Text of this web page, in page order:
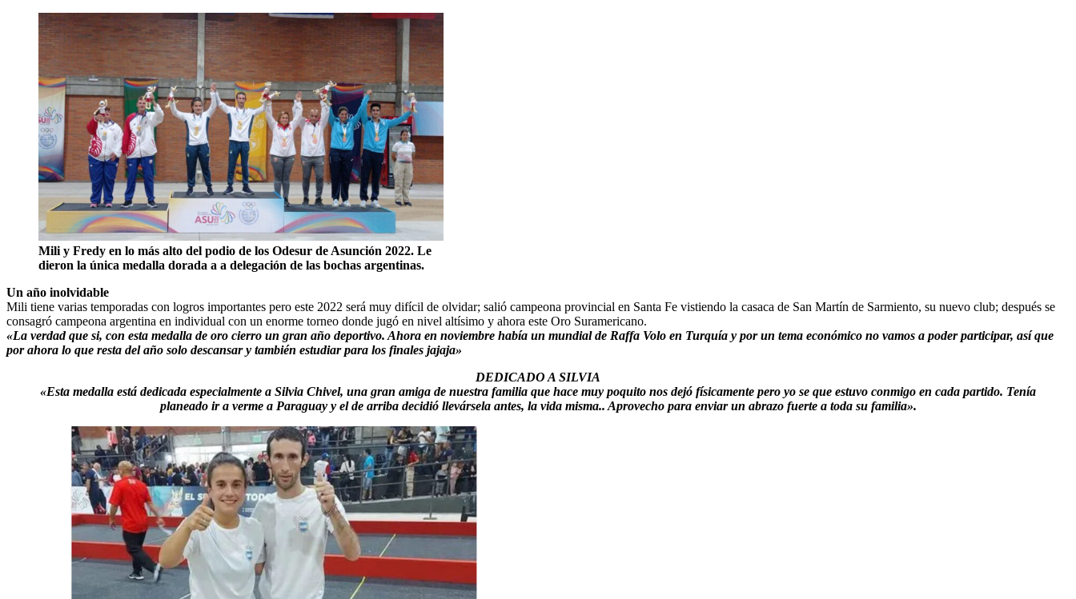
Mili y Fredy en lo más alto del podio de los Odesur de Asunción 2022. Le
dieron la única medalla dorada a a delegación de las bochas argentinas.
Un año inolvidable
Mili tiene varias temporadas con logros importantes pero este 2022 será muy difícil de olvidar; salió campeona provincial en Santa Fe vistiendo la casaca de San Martín de Sarmiento, su nuevo club; después se
consagró campeona argentina en individual con un enorme torneo donde jugó en nivel altísimo y ahora este Oro Suramericano.
«La verdad que si, con esta medalla de oro cierro un gran año deportivo. Ahora en noviembre había un mundial de Raffa Volo en Turquía y por un tema económico no vamos a poder participar, así que
por ahora lo que resta del año solo descansar y también estudiar para los finales jajaja»
DEDICADO A SILVIA
«Esta medalla está dedicada especialmente a Silvia Chivel, una gran amiga de nuestra familia que hace muy poquito nos dejó físicamente pero yo se que estuvo conmigo en cada partido. Tenía
planeado ir a verme a Paraguay y el de arriba decidió llevársela antes, la vida misma.. Aprovecho para enviar un abrazo fuerte a toda su familia».